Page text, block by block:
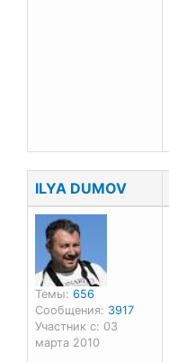
ILYA DUMOV
Темы: 656
Сообщения: 3917
Участник с: 03
марта 2010